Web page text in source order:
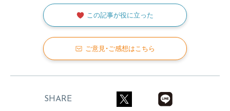
この記事が役に立った
ご意見・ご感想はこちら
SHARE